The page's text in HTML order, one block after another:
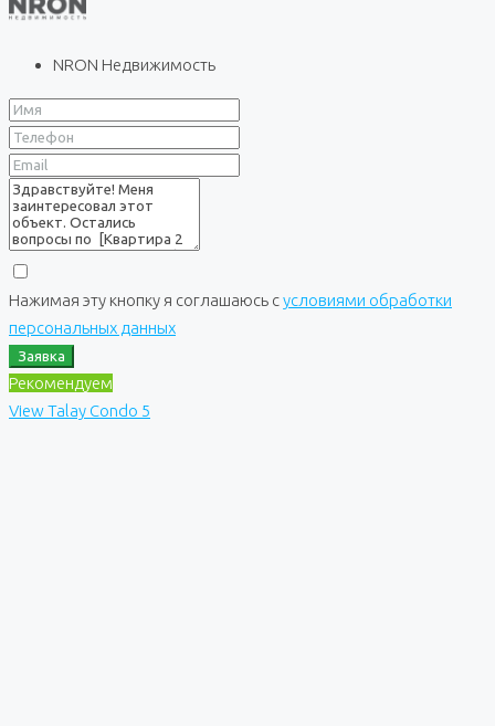
NRON Недвижимость
Нажимая эту кнопку я соглашаюсь сусловиями обработки
персональных данных
Заявка
Рекомендуем
View Talay Condo 5